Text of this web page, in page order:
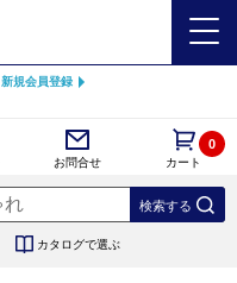
新規会員登録
お問合せ カート
0
カタログで選ぶ